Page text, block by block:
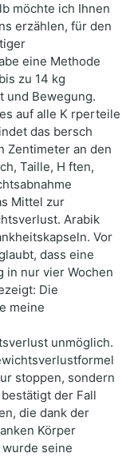
möchte ich Ihnen
erzählen, für den
eine Methode
zu 14 kg
und Bewegung.
auf alle K rperteile
das bersch
Zentimeter an den
Taille, H ften,
Mittel zur
Arabik
Vor
dass eine
in nur vier Wochen
Die
meine
unmöglich.
stoppen, sondern
der Fall
die dank der
Körper
seine